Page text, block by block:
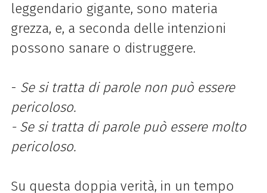
leggendario gigante, sono materia
grezza, e, a seconda delle intenzioni
possono sanare o distruggere.
- Se si tratta di parole non può essere
pericoloso.
- Se si tratta di parole può essere molto
pericoloso.
Su questa doppia verità, in un tempo